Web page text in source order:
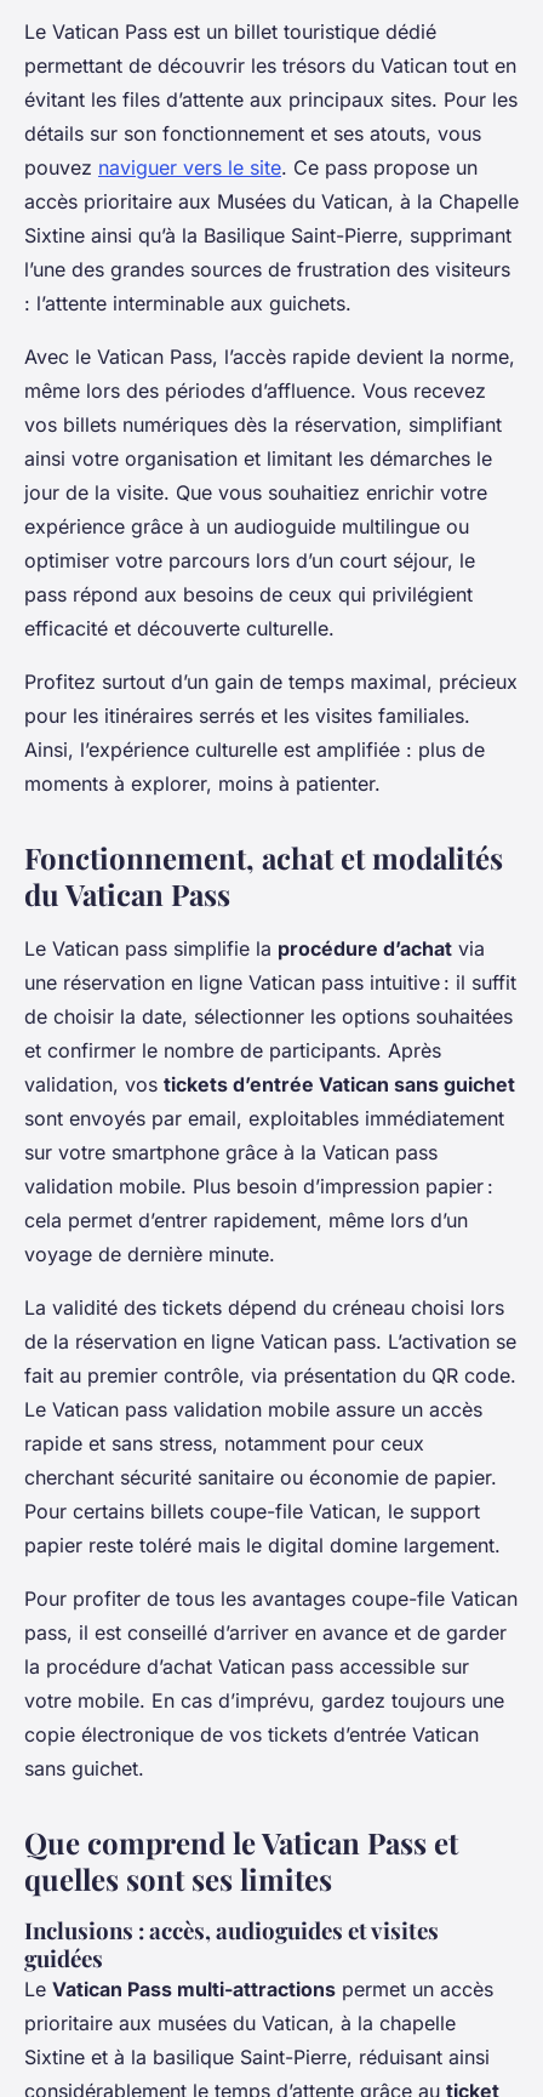
Le Vatican Pass est un billet touristique dédié
permettant de découvrir les trésors du Vatican tout en
évitant les files d’attente aux principaux sites. Pour les
détails sur son fonctionnement et ses atouts, vous
pouvez naviguer vers le site. Ce pass propose un
accès prioritaire aux Musées du Vatican, à la Chapelle
Sixtine ainsi qu’à la Basilique Saint-Pierre, supprimant
l’une des grandes sources de frustration des visiteurs
: l’attente interminable aux guichets.
Avec le Vatican Pass, l’accès rapide devient la norme,
même lors des périodes d’affluence. Vous recevez
vos billets numériques dès la réservation, simplifiant
ainsi votre organisation et limitant les démarches le
jour de la visite. Que vous souhaitiez enrichir votre
expérience grâce à un audioguide multilingue ou
optimiser votre parcours lors d’un court séjour, le
pass répond aux besoins de ceux qui privilégient
efficacité et découverte culturelle.
Profitez surtout d’un gain de temps maximal, précieux
pour les itinéraires serrés et les visites familiales.
Ainsi, l’expérience culturelle est amplifiée : plus de
moments à explorer, moins à patienter.
Fonctionnement, achat et modalités
du Vatican Pass
Le Vatican pass simplifie la procédure d’achat via
une réservation en ligne Vatican pass intuitive : il suffit
de choisir la date, sélectionner les options souhaitées
et confirmer le nombre de participants. Après
validation, vos tickets d’entrée Vatican sans guichet
sont envoyés par email, exploitables immédiatement
sur votre smartphone grâce à la Vatican pass
validation mobile. Plus besoin d’impression papier :
cela permet d’entrer rapidement, même lors d’un
voyage de dernière minute.
La validité des tickets dépend du créneau choisi lors
de la réservation en ligne Vatican pass. L’activation se
fait au premier contrôle, via présentation du QR code.
Le Vatican pass validation mobile assure un accès
rapide et sans stress, notamment pour ceux
cherchant sécurité sanitaire ou économie de papier.
Pour certains billets coupe-file Vatican, le support
papier reste toléré mais le digital domine largement.
Pour profiter de tous les avantages coupe-file Vatican
pass, il est conseillé d’arriver en avance et de garder
la procédure d’achat Vatican pass accessible sur
votre mobile. En cas d’imprévu, gardez toujours une
copie électronique de vos tickets d’entrée Vatican
sans guichet.
Que comprend le Vatican Pass et
quelles sont ses limites
Inclusions : accès, audioguides et visites
guidées
Le Vatican Pass multi-attractions permet un accès
prioritaire aux musées du Vatican, à la chapelle
Sixtine et à la basilique Saint-Pierre, réduisant ainsi
considérablement le temps d’attente grâce au ticket